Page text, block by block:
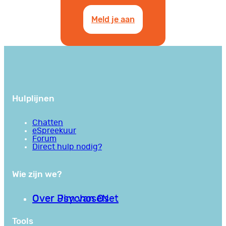
Meld je aan
Hulplijnen
Chatten
eSpreekuur
Forum
Direct hulp nodig?
Wie zijn we?
Over PsychoseNet
Over Jim van Os
Tools